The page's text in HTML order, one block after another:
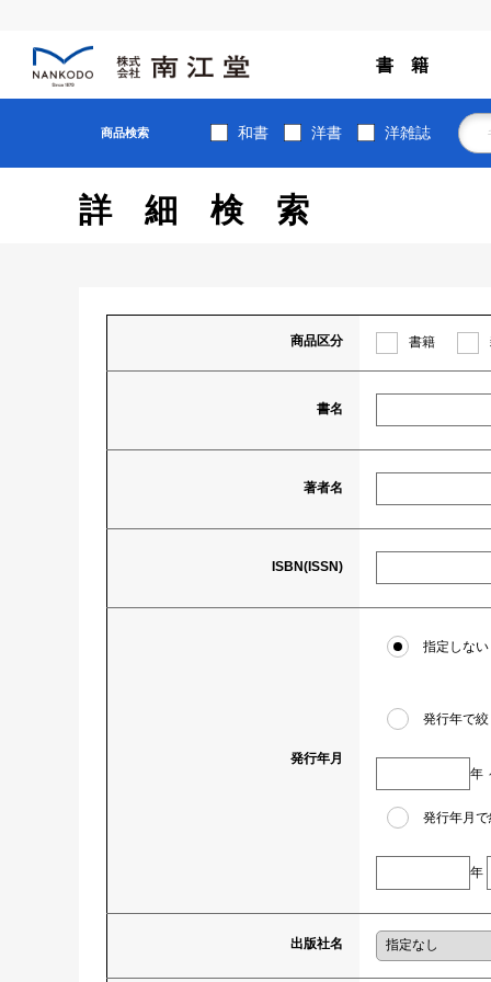
書 籍
商品検索 和書 洋書 洋雑誌
詳細検索
商品区分 書籍
書名
著者名
ISBN(ISSN)
発行年月
指定しない
発行年で
年
発行年月
年
出版社名